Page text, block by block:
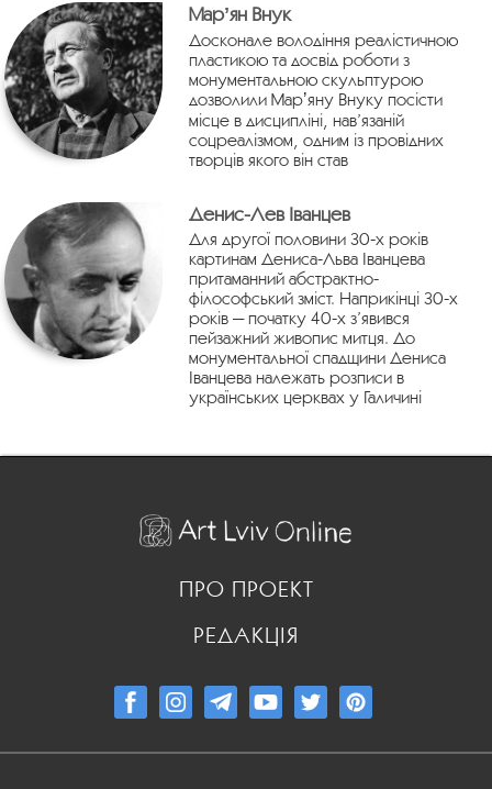
Марʼян Внук
Досконале володіння реалістичною
пластикою та досвід роботи з
монументальною скульптурою
дозволили Марʼяну Внуку посісти
місце в дисципліні, нав’язаній
соцреалізмом, одним із провідних
творців якого він став
Денис-Лев Іванцев
Для другої половини 30-х років
картинам Дениса-Льва Іванцева
притаманний абстрактно-
філософський зміст. Наприкінці 30-х
років — початку 40-х з’явився
пейзажний живопис митця. До
монументальної спадщини Дениса
Іванцева належать розписи в
українських церквах у Галичині
ПРО ПРОЕКТ
РЕДАКЦІЯ